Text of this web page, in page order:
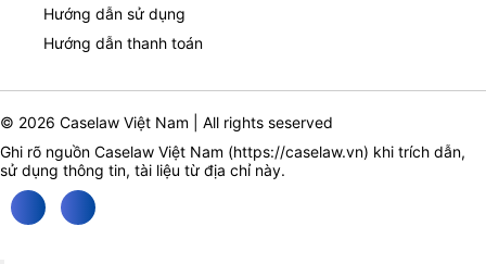
Hướng dẫn sử dụng
Hướng dẫn thanh toán
© 2026 Caselaw Việt Nam | All rights seserved
Ghi rõ nguồn Caselaw Việt Nam (https://caselaw.vn) khi trích dẫn,
sử dụng thông tin, tài liệu từ địa chỉ này.